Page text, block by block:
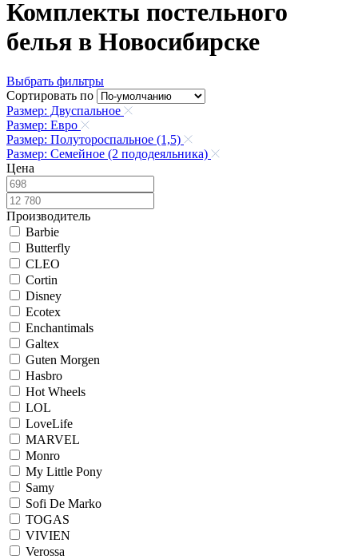
Комплекты постельного
белья в Новосибирске
Выбрать фильтры
Сортировать по
Размер: Двуспальное
Размер: Евро
Размер: Полутороспальное (1,5)
Размер: Семейное (2 пододеяльника)
Цена
Производитель
Barbie
Butterfly
CLEO
Cortin
Disney
Ecotex
Enchantimals
Galtex
Guten Morgen
Hasbro
Hot Wheels
LOL
LoveLife
MARVEL
Monro
My Little Pony
Samy
Sofi De Marko
TOGAS
VIVIEN
Verossa